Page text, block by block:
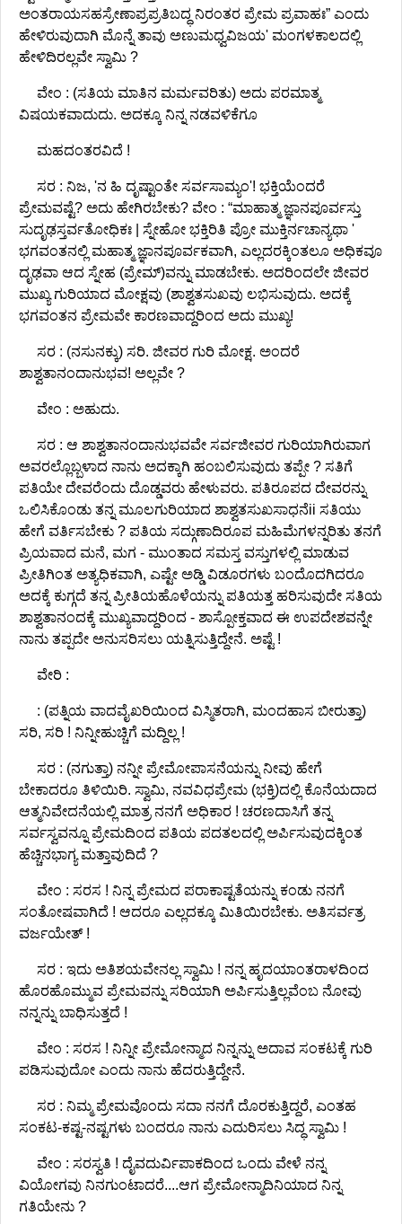
ಅಂತರಾಯಸಹಸ್ರೇಣಾಪ್ರಪ್ರತಿಬದ್ಧ ನಿರಂತರ ಪ್ರೇಮ ಪ್ರವಾಹಃ” ಎಂದು
ಹೇಳಿರುವುದಾಗಿ ಮೊನ್ನೆ ತಾವು ಅಣುಮಧ್ವವಿಜಯ' ಮಂಗಳಕಾಲದಲ್ಲಿ
ಹೇಳಿದಿರಲ್ಲವೇ ಸ್ವಾಮಿ ?
ವೇಂ : (ಸತಿಯ ಮಾತಿನ ಮರ್ಮವರಿತು) ಅದು ಪರಮಾತ್ಮ
ವಿಷಯಕವಾದುದು. ಅದಕ್ಕೂ ನಿನ್ನ ನಡವಳಿಕೆಗೂ
ಮಹದಂತರವಿದೆ !
ಸರ : ನಿಜ, 'ನ ಹಿ ದೃಷ್ಟಾಂತೇ ಸರ್ವಸಾಮ್ಯಂ'! ಭಕ್ತಿಯೆಂದರೆ
ಪ್ರೇಮವಷ್ಟೆ? ಅದು ಹೇಗಿರಬೇಕು? ವೇಂ : “ಮಾಹಾತ್ಮ ಜ್ಞಾನಪೂರ್ವಸ್ತು
ಸುದೃಢಸ್ತರ್ವತೋಧಿಕಃ | ಸ್ನೇಹೋ ಭಕ್ತಿರಿತಿ ಪ್ರೋ ಮುಕ್ತಿರ್ನಚಾನ್ಯಥಾ '
ಭಗವಂತನಲ್ಲಿ ಮಹಾತ್ಮ ಜ್ಞಾನಪೂರ್ವಕವಾಗಿ, ಎಲ್ಲದರಕ್ಕಿಂತಲೂ ಅಧಿಕವೂ
ದೃಢವಾ ಆದ ಸ್ನೇಹ (ಪ್ರೇಮ್)ವನ್ನು ಮಾಡಬೇಕು. ಅದರಿಂದಲೇ ಜೀವರ
ಮುಖ್ಯ ಗುರಿಯಾದ ಮೋಕ್ಷವು (ಶಾಶ್ವತಸುಖವು ಲಭಿಸುವುದು. ಅದಕ್ಕೆ
ಭಗವಂತನ ಪ್ರೇಮವೇ ಕಾರಣವಾದ್ದರಿಂದ ಅದು ಮುಖ್ಯ!
ಸರ : (ನಸುನಕ್ಕು) ಸರಿ. ಜೀವರ ಗುರಿ ಮೋಕ್ಷ. ಅಂದರೆ
ಶಾಶ್ವತಾನಂದಾನುಭವ! ಅಲ್ಲವೇ ?
ವೇಂ : ಅಹುದು.
ಸರ : ಆ ಶಾಶ್ವತಾನಂದಾನುಭವವೇ ಸರ್ವಜೀವರ ಗುರಿಯಾಗಿರುವಾಗ
ಅವರಲ್ಲೊಬ್ಬಳಾದ ನಾನು ಅದಕ್ಕಾಗಿ ಹಂಬಲಿಸುವುದು ತಪ್ಪೇ ? ಸತಿಗೆ
ಪತಿಯೇ ದೇವರೆಂದು ದೊಡ್ಡವರು ಹೇಳುವರು. ಪತಿರೂಪದ ದೇವರನ್ನು
ಒಲಿಸಿಕೊಂಡು ತನ್ನ ಮೂಲಗುರಿಯಾದ ಶಾಶ್ವತಸುಖಸಾಧನೆii ಸತಿಯು
ಹೇಗೆ ವರ್ತಿಸಬೇಕು ? ಪತಿಯ ಸದ್ಗುಣಾದಿರೂಪ ಮಹಿಮೆಗಳನ್ನರಿತು ತನಗೆ
ಪ್ರಿಯವಾದ ಮನೆ, ಮಗ - ಮುಂತಾದ ಸಮಸ್ತ ವಸ್ತುಗಳಲ್ಲಿ ಮಾಡುವ
ಪ್ರೀತಿಗಿಂತ ಅತ್ಯಧಿಕವಾಗಿ, ಎಷ್ಟೇ ಅಡ್ಡಿ ವಿಡೂರಗಳು ಬಂದೊದಗಿದರೂ
ಅದಕ್ಕೆ ಕುಗ್ಗದೆ ತನ್ನ ಪ್ರೀತಿಯಹೊಳೆಯನ್ನು ಪತಿಯತ್ತ ಹರಿಸುವುದೇ ಸತಿಯ
ಶಾಶ್ವತಾನಂದಕ್ಕೆ ಮುಖ್ಯವಾದ್ದರಿಂದ - ಶಾಸ್ಪೋಕ್ತವಾದ ಈ ಉಪದೇಶವನ್ನೇ
ನಾನು ತಪ್ಪದೇ ಅನುಸರಿಸಲು ಯತ್ನಿಸುತ್ತಿದ್ದೇನೆ. ಅಷ್ಟೆ !
ವೇರಿ :
: (ಪತ್ನಿಯ ವಾದವೈಖರಿಯಿಂದ ವಿಸ್ಮಿತರಾಗಿ, ಮಂದಹಾಸ ಬೀರುತ್ತಾ)
ಸರಿ, ಸರಿ ! ನಿನ್ನೀಹುಚ್ಚಿಗೆ ಮದ್ದಿಲ್ಲ !
ಸರ : (ನಗುತ್ತಾ) ನನ್ನೀ ಪ್ರೇಮೋಪಾಸನೆಯನ್ನು ನೀವು ಹೇಗೆ
ಬೇಕಾದರೂ ತಿಳಿಯಿರಿ. ಸ್ವಾಮಿ, ನವವಿಧಪ್ರೇಮ (ಭಕ್ತಿ)ದಲ್ಲಿ ಕೊನೆಯದಾದ
ಆತ್ಮನಿವೇದನೆಯಲ್ಲಿ ಮಾತ್ರ ನನಗೆ ಅಧಿಕಾರ ! ಚರಣದಾಸಿಗೆ ತನ್ನ
ಸರ್ವಸ್ವವನ್ನೂ ಪ್ರೇಮದಿಂದ ಪತಿಯ ಪದತಲದಲ್ಲಿ ಅರ್ಪಿಸುವುದಕ್ಕಿಂತ
ಹೆಚ್ಚಿನಭಾಗ್ಯ ಮತ್ತಾವುದಿದೆ ?
ವೇಂ : ಸರಸ ! ನಿನ್ನ ಪ್ರೇಮದ ಪರಾಕಾಷ್ಟತೆಯನ್ನು ಕಂಡು ನನಗೆ
ಸಂತೋಷವಾಗಿದೆ ! ಆದರೂ ಎಲ್ಲದಕ್ಕೂ ಮಿತಿಯಿರಬೇಕು. ಅತಿಸರ್ವತ್ರ
ವರ್ಜಯೇತ್ !
ಸರ : ಇದು ಅತಿಶಯವೇನಲ್ಲ ಸ್ವಾಮಿ ! ನನ್ನ ಹೃದಯಾಂತರಾಳದಿಂದ
ಹೊರಹೊಮ್ಮುವ ಪ್ರೇಮವನ್ನು ಸರಿಯಾಗಿ ಅರ್ಪಿಸುತ್ತಿಲ್ಲವೆಂಬ ನೋವು
ನನ್ನನ್ನು ಬಾಧಿಸುತ್ತದೆ !
ವೇಂ : ಸರಸ ! ನಿನ್ನೀ ಪ್ರೇಮೋನ್ಮಾದ ನಿನ್ನನ್ನು ಅದಾವ ಸಂಕಟಕ್ಕೆ ಗುರಿ
ಪಡಿಸುವುದೋ ಎಂದು ನಾನು ಹೆದರುತ್ತಿದ್ದೇನೆ.
ಸರ : ನಿಮ್ಮ ಪ್ರೇಮವೊಂದು ಸದಾ ನನಗೆ ದೊರಕುತ್ತಿದ್ದರೆ, ಎಂತಹ
ಸಂಕಟ-ಕಷ್ಟ-ನಷ್ಟಗಳು ಬಂದರೂ ನಾನು ಎದುರಿಸಲು ಸಿದ್ಧ ಸ್ವಾಮಿ !
ವೇಂ : ಸರಸ್ವತಿ ! ದೈವದುರ್ವಿಪಾಕದಿಂದ ಒಂದು ವೇಳೆ ನನ್ನ
ವಿಯೋಗವು ನಿನಗುಂಟಾದರೆ....ಆಗ ಪ್ರೇಮೋನ್ಮಾದಿನಿಯಾದ ನಿನ್ನ
ಗತಿಯೇನು ?